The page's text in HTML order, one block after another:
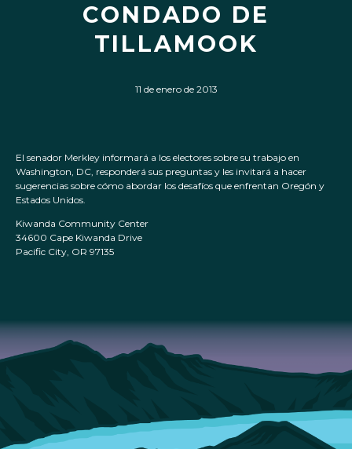
CONDADO DE
TILLAMOOK
11 de enero de 2013
El senador Merkley informará a los electores sobre su trabajo en
Washington, DC, responderá sus preguntas y les invitará a hacer
sugerencias sobre cómo abordar los desafíos que enfrentan Oregón y
Estados Unidos.
Kiwanda Community Center
34600 Cape Kiwanda Drive
Pacific City, OR 97135